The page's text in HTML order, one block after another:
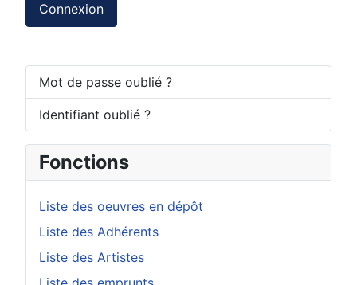
Fonctions
Liste des oeuvres en dépôt
Liste des Adhérents
Liste des Artistes
Connexion
Mot de passe oublié ?
Identifiant oublié ?